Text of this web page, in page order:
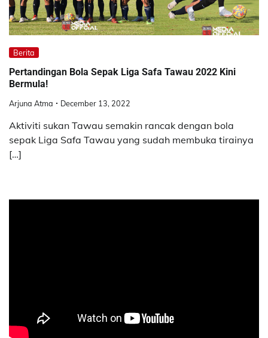
Berita
Pertandingan Bola Sepak Liga Safa Tawau 2022 Kini
Bermula!
Arjuna Atma December 13, 2022
Aktiviti sukan Tawau semakin rancak dengan bola
sepak Liga Safa Tawau yang sudah membuka tirainya
[…]